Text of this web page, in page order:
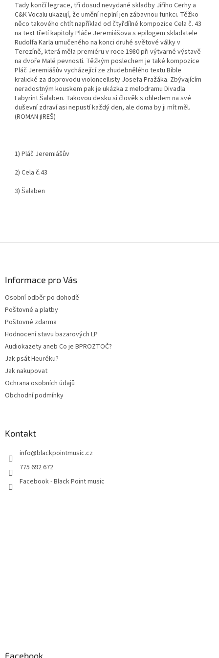
Tady končí legrace, tři dosud nevydané skladby Jiřího Cerhy a
C&K Vocalu ukazují, že umění neplní jen zábavnou funkci. Těžko
něco takového chtít například od čtyřdílné kompozice Cela č. 43
na text třetí kapitoly Pláče Jeremiášova s epilogem skladatele
Rudolfa Karla umučeného na konci druhé světové války v
Terezíně, která měla premiéru v roce 1980 při výtvarné výstavě
na dvoře Malé pevnosti. Těžkým poslechem je také kompozice
Pláč Jeremiášův vycházející ze zhudebnělého textu Bible
kralické za doprovodu violoncellisty Josefa Pražáka. Zbývajícím
neradostným kouskem pak je ukázka z melodramu Divadla
Labyrint Šalaben. Takovou desku si člověk s ohledem na své
duševní zdraví asi nepustí každý den, ale doma by ji mít měl.
(ROMAN jIREŠ)
1) Pláč Jeremiášův
2) Cela č.43
3) Šalaben
Informace pro Vás
Osobní odběr po dohodě
Poštovné a platby
Poštovné zdarma
Hodnocení stavu bazarových LP
Audiokazety aneb Co je BPROZTOČ?
Jak psát Heuréku?
Jak nakupovat
Ochrana osobních údajů
Obchodní podmínky
Kontakt
info@blackpointmusic.cz
775 692 672
Facebook - Black Point music
Facebook